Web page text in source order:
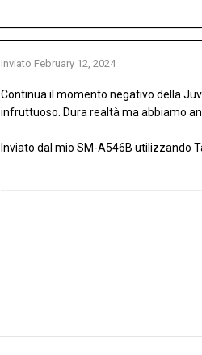
Inviato February 12, 2024
Continua il momento negativo della
infruttuoso. Dura realtà ma abbiamo
Inviato dal mio SM-A546B utilizzando